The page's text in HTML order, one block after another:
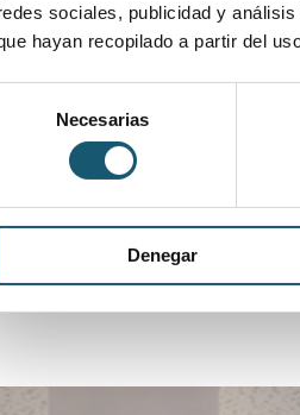
sociales, publicidad y
hayan recopilado a partir del
Necesarias
Denegar
-